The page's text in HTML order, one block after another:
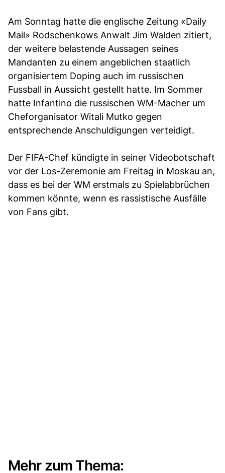
Am Sonntag hatte die englische Zeitung «Daily
Mail» Rodschenkows Anwalt Jim Walden zitiert,
der weitere belastende Aussagen seines
Mandanten zu einem angeblichen staatlich
organisiertem Doping auch im russischen
Fussball in Aussicht gestellt hatte. Im Sommer
hatte Infantino die russischen WM-Macher um
Cheforganisator Witali Mutko gegen
entsprechende Anschuldigungen verteidigt.
Der FIFA-Chef kündigte in seiner Videobotschaft
vor der Los-Zeremonie am Freitag in Moskau an,
dass es bei der WM erstmals zu Spielabbrüchen
kommen könnte, wenn es rassistische Ausfälle
von Fans gibt.
Mehr zum Thema: